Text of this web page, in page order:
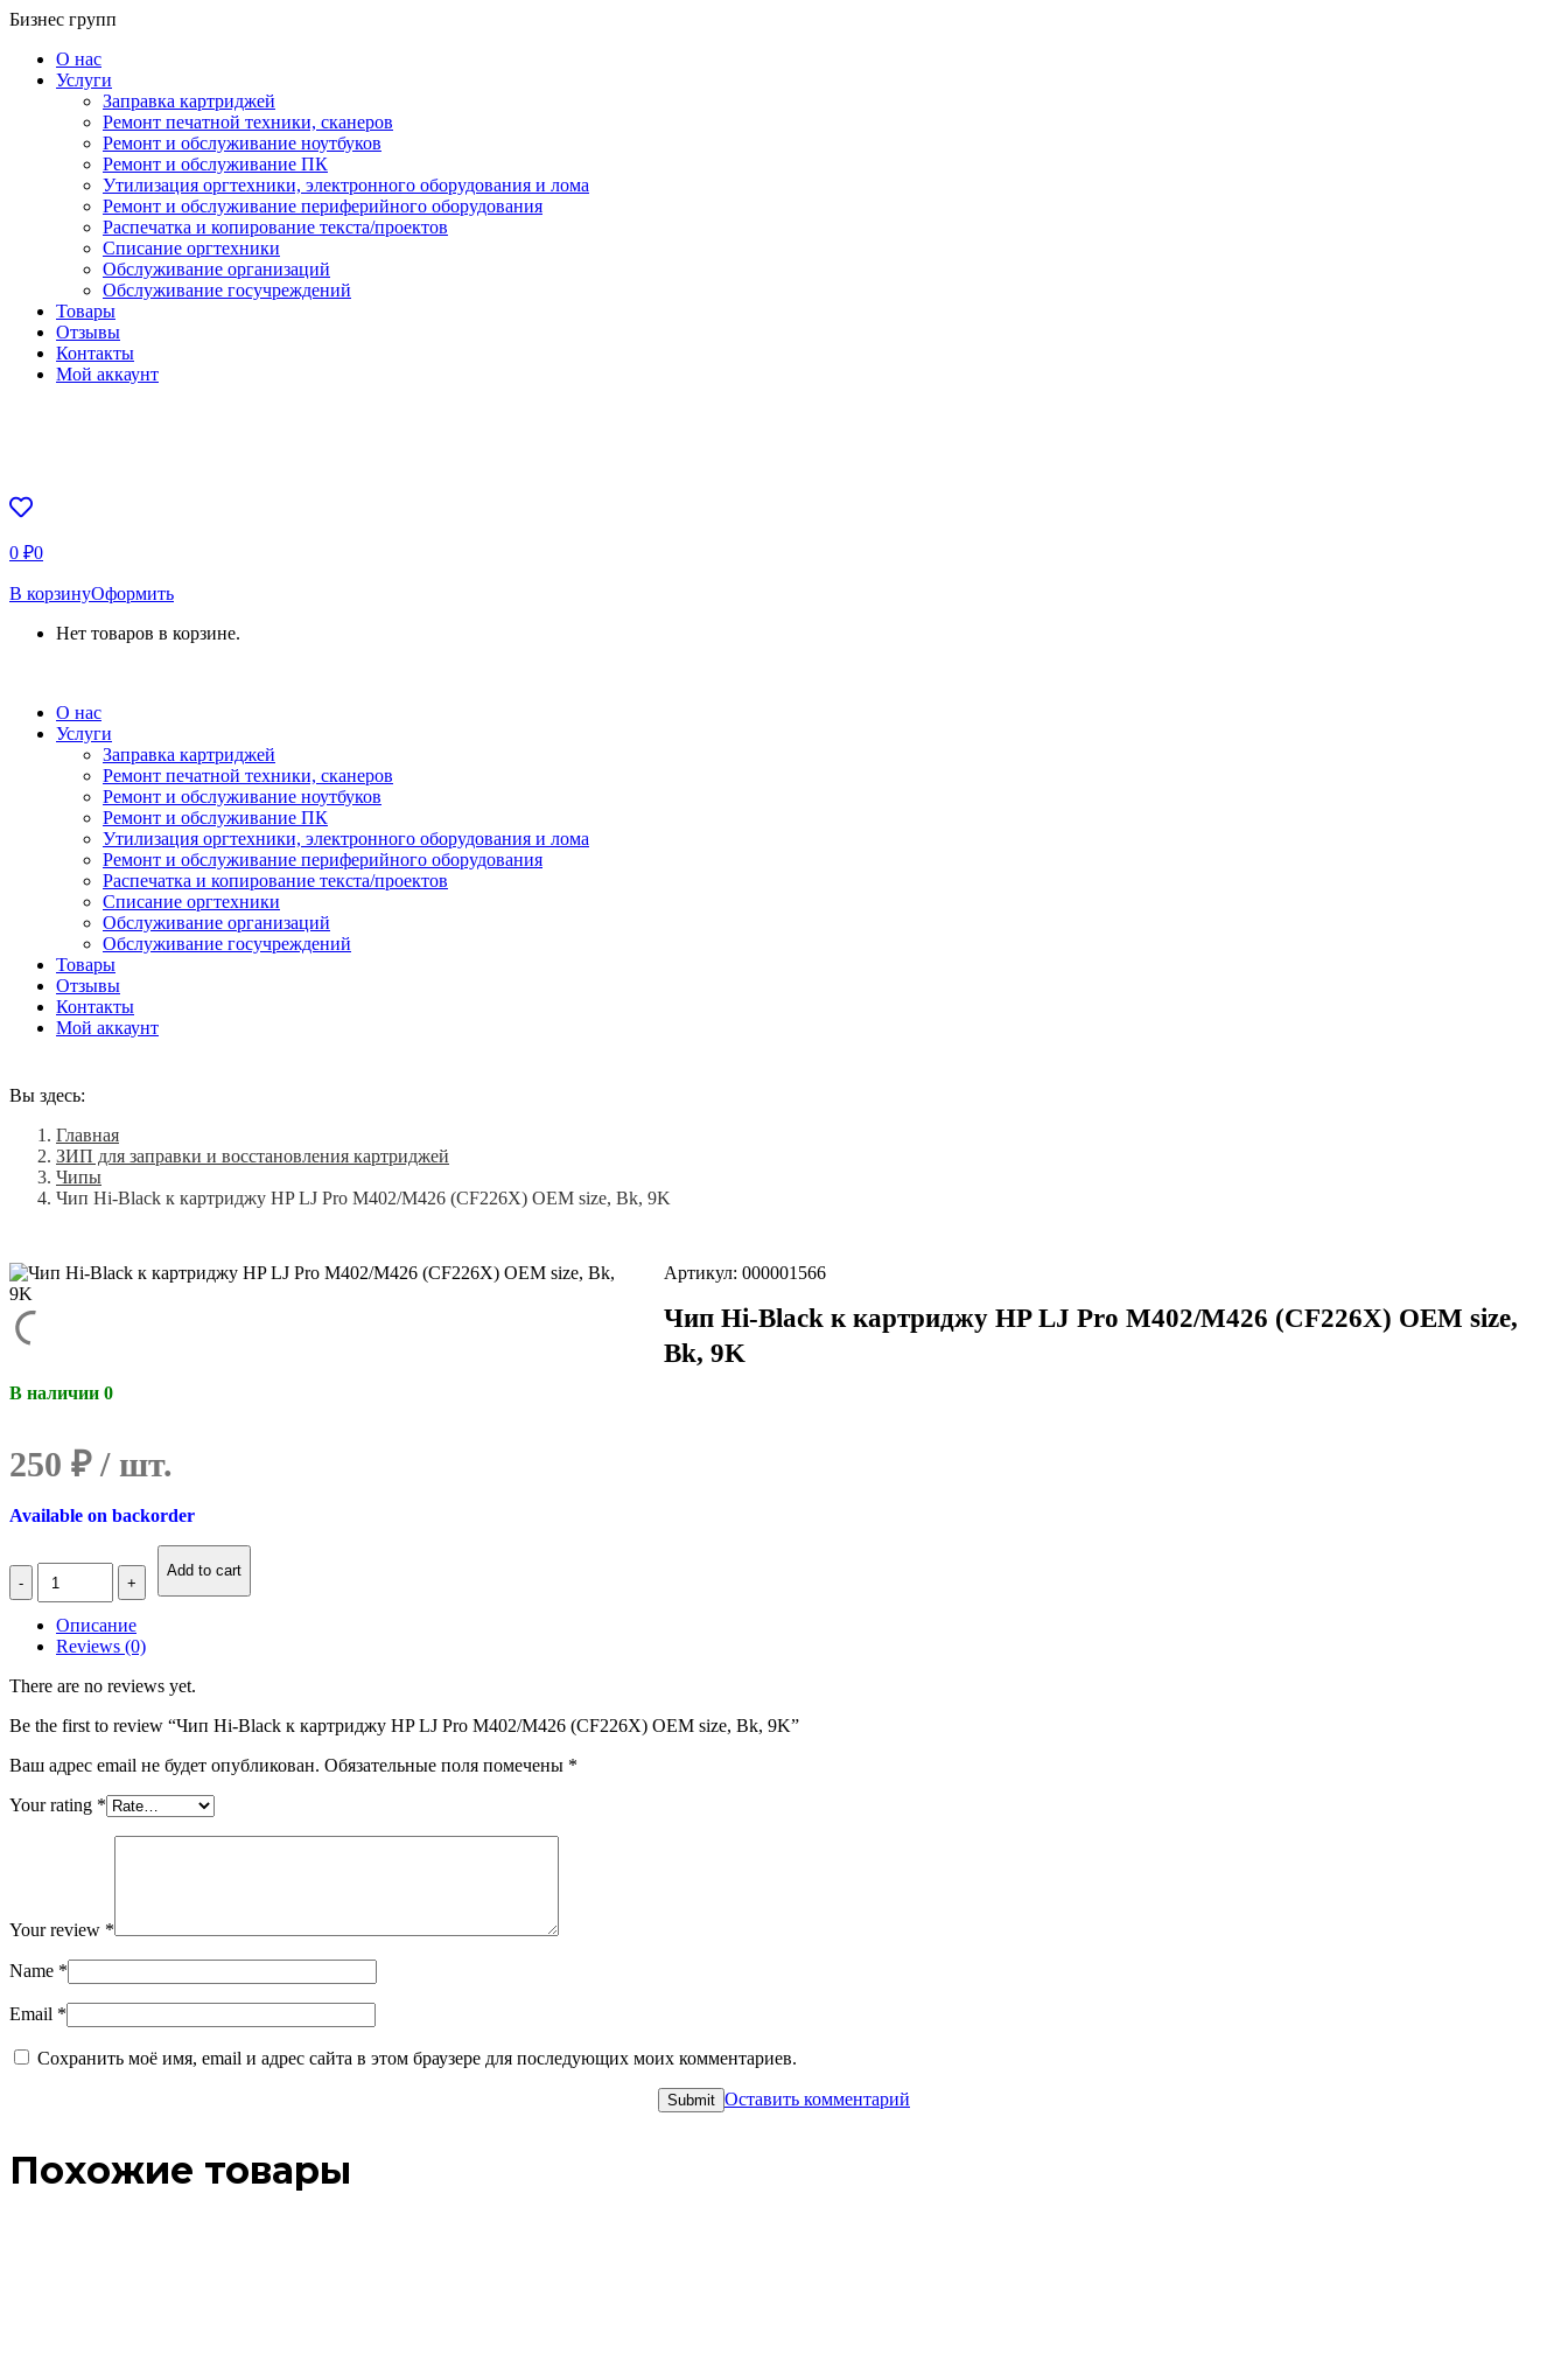
Перейти
содержанию
Бизнес групп
О нас
Услуги
Заправка картриджей
Ремонт печатной техники, сканеров
Ремонт и обслуживание ноутбуков
Ремонт и обслуживание ПК
Утилизация оргтехники, электронного оборудования и лома
Ремонт и обслуживание периферийного оборудования
Распечатка и копирование текста/проектов
Списание оргтехники
Обслуживание организаций
Обслуживание госучреждений
Товары
Отзывы
Контакты
Мой аккаунт
0 ₽0
В корзинуОформить
Нет товаров в корзине.
О нас
Услуги
Заправка картриджей
Ремонт печатной техники, сканеров
Ремонт и обслуживание ноутбуков
Ремонт и обслуживание ПК
Утилизация оргтехники, электронного оборудования и лома
Ремонт и обслуживание периферийного оборудования
Распечатка и копирование текста/проектов
Списание оргтехники
Обслуживание организаций
Обслуживание госучреждений
Товары
Отзывы
Контакты
Мой аккаунт
Вы здесь:
Главная
ЗИП для заправки и восстановления картриджей
Чипы
Чип Hi-Black к картриджу HP LJ Pro M402/M426 (CF226X) OEM size, Bk, 9K
Артикул: 000001566
Чип Hi-Black к картриджу HP LJ Pro M402/M426 (CF226X) OEM size,
Bk, 9K
В наличии 0
250 ₽
Available on backorder
Количество
Чип
Black
картриджу
HP
LJ
M402/M426
(CF226X)
OEM
Add to cart
Описание
Reviews (0)
There are no reviews yet.
Be the first to review “Чип Hi-Black к картриджу HP LJ Pro M402/M426 (CF226X) OEM size, Bk, 9K”
Ваш адрес email не будет опубликован. Обязательные поля помечены *
Your rating *
Your review *
Name *
Email *
Сохранить моё имя, email и адрес сайта в этом браузере для последующих моих комментариев.
Оставить комментарий
Похожие товары